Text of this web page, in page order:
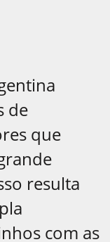
de
que
resulta
com as